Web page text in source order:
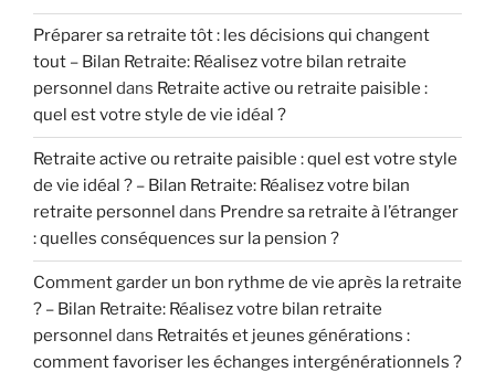
Préparer sa retraite tôt : les décisions qui changent
tout – Bilan Retraite: Réalisez votre bilan retraite
personnel dans Retraite active ou retraite paisible :
quel est votre style de vie idéal ?
Retraite active ou retraite paisible : quel est votre style
de vie idéal ? – Bilan Retraite: Réalisez votre bilan
retraite personnel dans Prendre sa retraite à l’étranger
: quelles conséquences sur la pension ?
Comment garder un bon rythme de vie après la retraite
? – Bilan Retraite: Réalisez votre bilan retraite
personnel dans Retraités et jeunes générations :
comment favoriser les échanges intergénérationnels ?